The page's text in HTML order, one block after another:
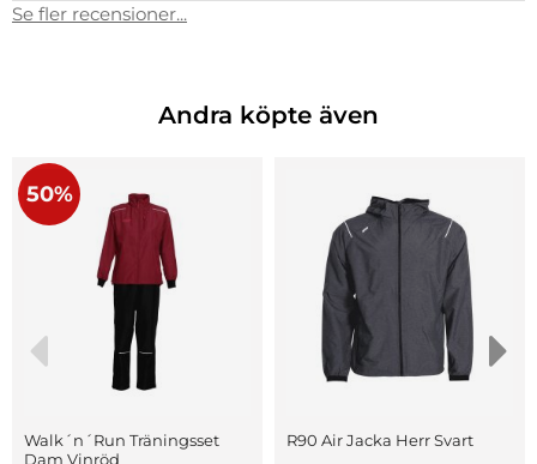
Se fler recensioner...
Andra köpte även
50%
Walk´n´Run Träningsset
Dam Vinröd
R90 Air Jacka Herr Svart